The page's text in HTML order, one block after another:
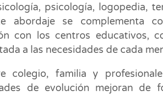
psicología, logopedia,
abordaje se complementa
con los centros educativos,
a las necesidades de cada
colegio, familia y
de evolución mejoran de